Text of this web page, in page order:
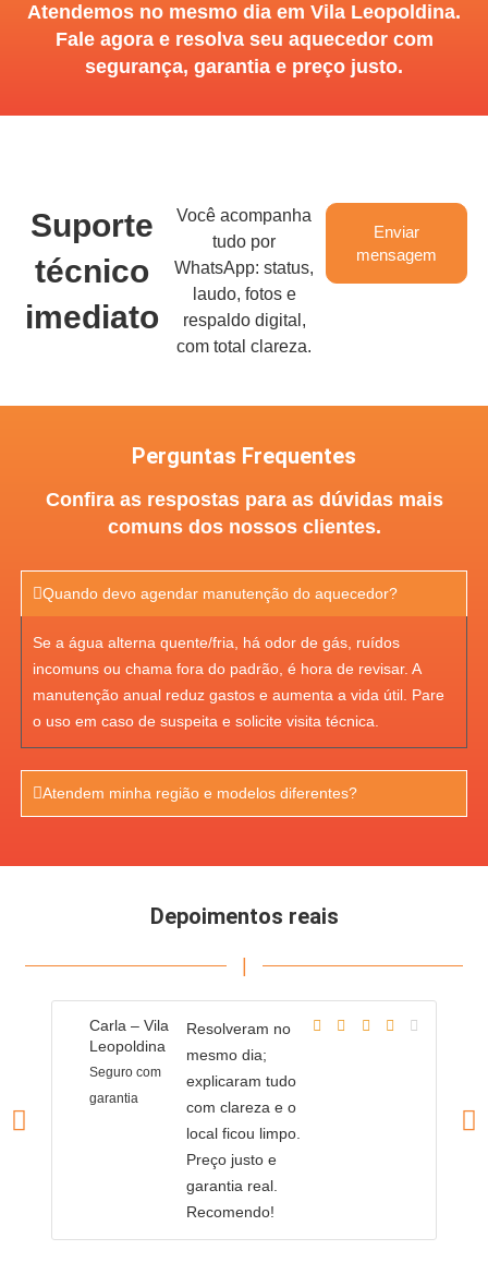
Atendemos no mesmo dia em Vila Leopoldina.
Fale agora e resolva seu aquecedor com
segurança, garantia e preço justo.
Suporte
técnico
imediato
Você acompanha
tudo por
WhatsApp: status,
laudo, fotos e
respaldo digital,
com total clareza.
Enviar
mensagem
Perguntas Frequentes
Confira as respostas para as dúvidas mais
comuns dos nossos clientes.
Quando devo agendar manutenção do aquecedor?
Se a água alterna quente/fria, há odor de gás, ruídos
incomuns ou chama fora do padrão, é hora de revisar. A
manutenção anual reduz gastos e aumenta a vida útil. Pare
o uso em caso de suspeita e solicite visita técnica.
Atendem minha região e modelos diferentes?
Depoimentos reais
Carla – Vila
Leopoldina
Seguro com
garantia
Resolveram no
mesmo dia;
explicaram tudo
com clareza e o
local ficou limpo.
Preço justo e
garantia real.
Recomendo!